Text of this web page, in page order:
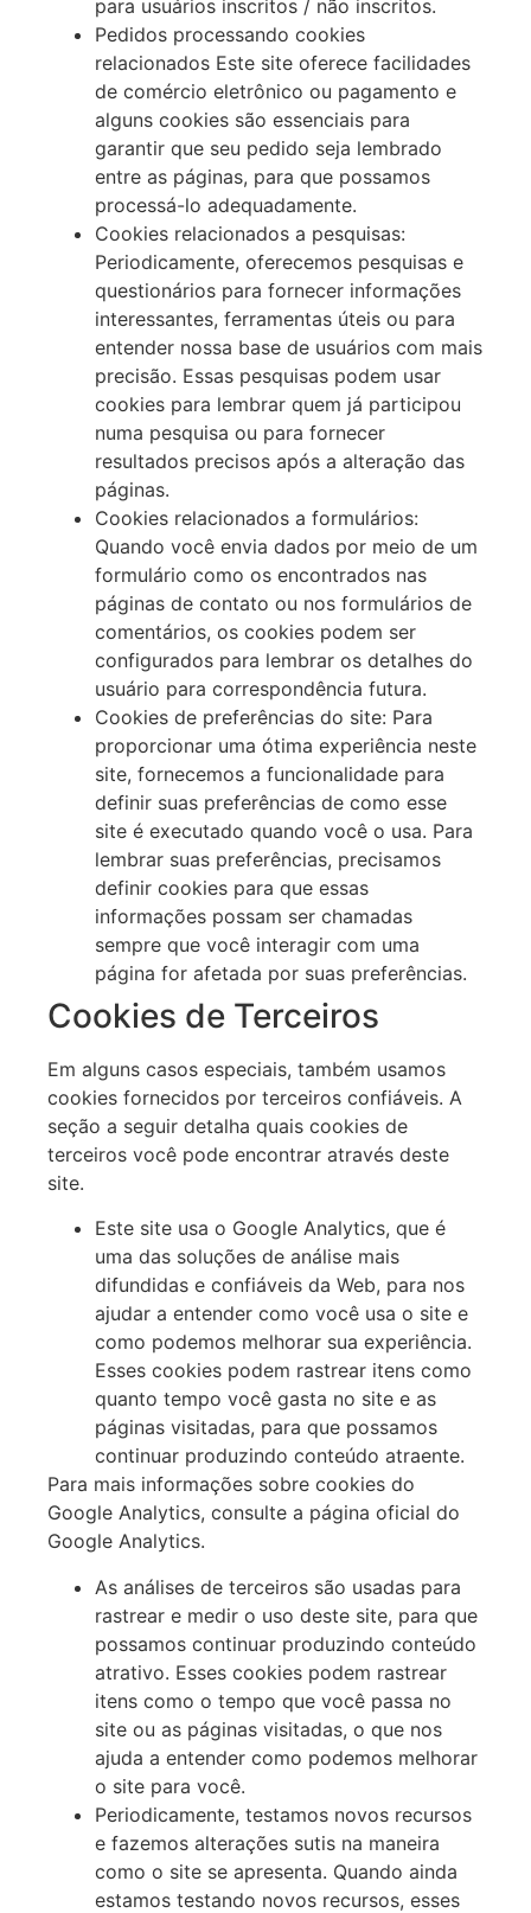
para usuários inscritos / não inscritos.
Pedidos processando cookies
relacionados Este site oferece facilidades
de comércio eletrônico ou pagamento e
alguns cookies são essenciais para
garantir que seu pedido seja lembrado
entre as páginas, para que possamos
processá-lo adequadamente.
Cookies relacionados a pesquisas:
Periodicamente, oferecemos pesquisas e
questionários para fornecer informações
interessantes, ferramentas úteis ou para
entender nossa base de usuários com mais
precisão. Essas pesquisas podem usar
cookies para lembrar quem já participou
numa pesquisa ou para fornecer
resultados precisos após a alteração das
páginas.
Cookies relacionados a formulários:
Quando você envia dados por meio de um
formulário como os encontrados nas
páginas de contato ou nos formulários de
comentários, os cookies podem ser
configurados para lembrar os detalhes do
usuário para correspondência futura.
Cookies de preferências do site: Para
proporcionar uma ótima experiência neste
site, fornecemos a funcionalidade para
definir suas preferências de como esse
site é executado quando você o usa. Para
lembrar suas preferências, precisamos
definir cookies para que essas
informações possam ser chamadas
sempre que você interagir com uma
página for afetada por suas preferências.
Cookies de Terceiros
Em alguns casos especiais, também usamos
cookies fornecidos por terceiros confiáveis. A
seção a seguir detalha quais cookies de
terceiros você pode encontrar através deste
site.
Este site usa o Google Analytics, que é
uma das soluções de análise mais
difundidas e confiáveis da Web, para nos
ajudar a entender como você usa o site e
como podemos melhorar sua experiência.
Esses cookies podem rastrear itens como
quanto tempo você gasta no site e as
páginas visitadas, para que possamos
continuar produzindo conteúdo atraente.
Para mais informações sobre cookies do
Google Analytics, consulte a página oficial do
Google Analytics.
As análises de terceiros são usadas para
rastrear e medir o uso deste site, para que
possamos continuar produzindo conteúdo
atrativo. Esses cookies podem rastrear
itens como o tempo que você passa no
site ou as páginas visitadas, o que nos
ajuda a entender como podemos melhorar
o site para você.
Periodicamente, testamos novos recursos
e fazemos alterações sutis na maneira
como o site se apresenta. Quando ainda
estamos testando novos recursos, esses